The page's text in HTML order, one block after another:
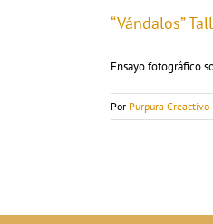
“Vándalos”
Ensayo fotográfico
Por Purpura Creactivo